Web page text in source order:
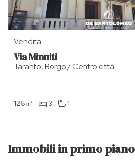
Vendita
Via Minniti
Taranto, Borgo / Centro città
126㎡ 3 1
Immobili in primo piano